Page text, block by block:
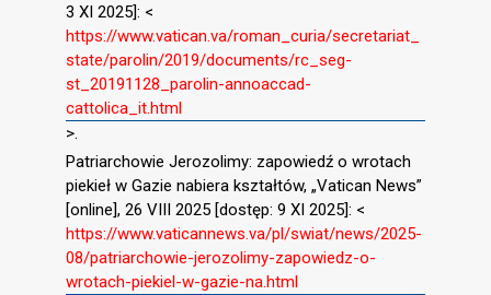
3 XI 2025]: <
https://www.vatican.va/roman_curia/secretariat_
state/parolin/2019/documents/rc_seg-
st_20191128_parolin-annoaccad-
cattolica_it.html
>.
Patriarchowie Jerozolimy: zapowiedź o wrotach
piekieł w Gazie nabiera kształtów, „Vatican News”
[online], 26 VIII 2025 [dostęp: 9 XI 2025]: <
https://www.vaticannews.va/pl/swiat/news/2025-
08/patriarchowie-jerozolimy-zapowiedz-o-
wrotach-piekiel-w-gazie-na.html